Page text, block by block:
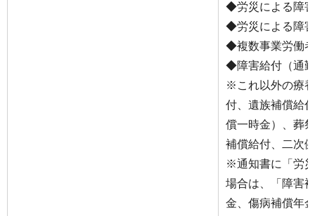
◆労災による障
◆労災による障
◆複数事業労働
◆障害給付（通
※これ以外の療
付、遺族補償給
償一時金）、葬
補償給付、二次
※通知書に「労
場合は、「障害
金、傷病補償年